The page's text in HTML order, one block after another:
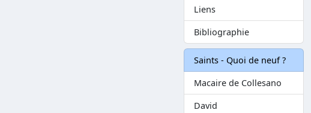
Liens
Bibliographie
Saints - Quoi de neuf ?
Macaire de Collesano
David